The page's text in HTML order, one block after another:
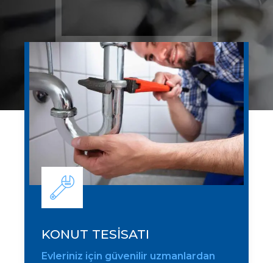
KONUT TESİSATI
Evleriniz için güvenilir uzmanlardan